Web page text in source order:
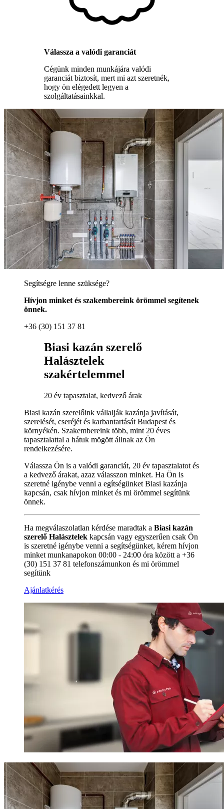
Válassza a valódi garanciát
Cégünk minden munkájára valódi
garanciát biztosít, mert mi azt szeretnék,
hogy ön elégedett legyen a
szolgáltatásainkkal.
Segítségre lenne szüksége?
Hívjon minket és szakembereink örömmel segítenek
önnek.
+36 (30) 151 37 81
Biasi kazán szerelő
Halásztelek
szakértelemmel
20 év tapasztalat, kedvező árak
Biasi kazán szerelőink vállalják kazánja javítását,
szerelését, cseréjét és karbantartását Budapest és
környékén. Szakembereink több, mint 20 éves
tapasztalattal a hátuk mögött állnak az Ön
rendelkezésére.
Válassza Ön is a valódi garanciát, 20 év tapasztalatot és
a kedvező árakat, azaz válasszon minket. Ha Ön is
szeretné igénybe venni a egítségünket Biasi kazánja
kapcsán, csak hívjon minket és mi örömmel segítünk
önnek.
Ha megválaszolatlan kérdése maradtak a Biasi kazán
szerelő Halásztelek kapcsán vagy egyszerűen csak Ön
is szeretné igénybe venni a segítségünket, kérem hívjon
minket munkanapokon 00:00 - 24:00 óra között a +36
(30) 151 37 81 telefonszámunkon és mi örömmel
segítünk
Ajánlatkérés